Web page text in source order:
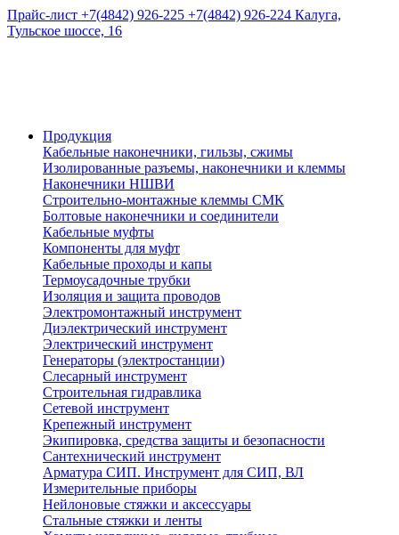
Прайс-лист +7(4842) 926-225 +7(4842) 926-224 Калуга,
Тульское шоссе, 16
Продукция
Кабельные наконечники, гильзы, сжимы
Изолированные разъемы, наконечники и клеммы
Наконечники НШВИ
Строительно-монтажные клеммы СМК
Болтовые наконечники и соединители
Кабельные муфты
Компоненты для муфт
Кабельные проходы и капы
Термоусадочные трубки
Изоляция и защита проводов
Электромонтажный инструмент
Диэлектрический инструмент
Электрический инструмент
Генераторы (электростанции)
Слесарный инструмент
Строительная гидравлика
Сетевой инструмент
Крепежный инструмент
Экипировка, средства защиты и безопасности
Сантехнический инструмент
Арматура СИП. Инструмент для СИП, ВЛ
Измерительные приборы
Нейлоновые стяжки и аксессуары
Стальные стяжки и ленты